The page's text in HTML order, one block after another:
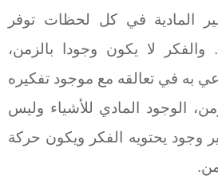
المادية في كل لحظات توفر
والفكر لا يكون وجودا بالزمن،
به في تعالقه مع موجود تفكيره
الوجود المادي للأشياء وليس
وجود يحتويه الفكر ويكون حركة